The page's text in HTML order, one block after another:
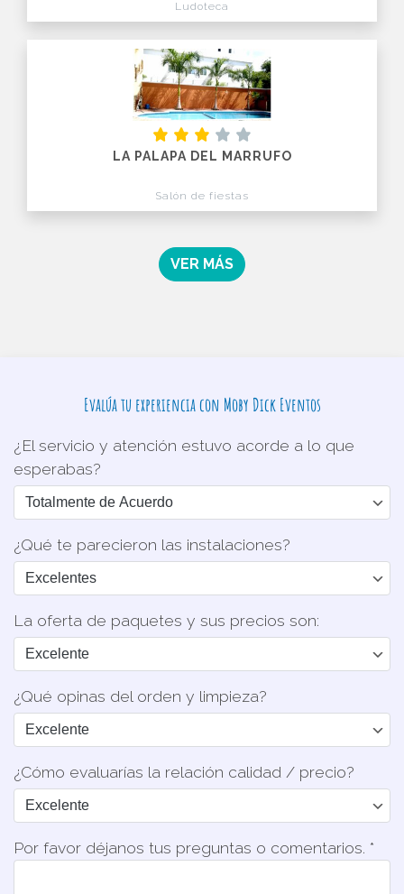
Ludoteca
LA PALAPA DEL MARRUFO
Salón de fiestas
VER MÁS
Evalúa tu experiencia con Moby Dick Eventos
¿El servicio y atención estuvo acorde a lo que
esperabas?
¿Qué te parecieron las instalaciones?
La oferta de paquetes y sus precios son:
¿Qué opinas del orden y limpieza?
¿Cómo evaluarías la relación calidad / precio?
Por favor déjanos tus preguntas o comentarios. *